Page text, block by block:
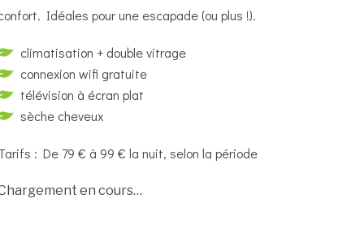
Idéales pour une escapade (ou plus !).
climatisation + double vitrage
connexion wifi gratuite
télévision à écran plat
sèche cheveux
: De 79 € à 99 € la nuit, selon la période
en cours…